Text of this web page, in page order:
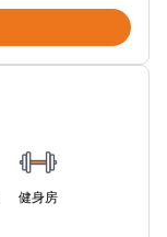
健身房